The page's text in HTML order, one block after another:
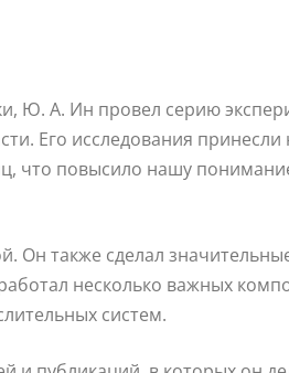
Ю. А. Ин провел серию
Его исследования
что повысило нашу
Он также сделал
несколько важных
систем.